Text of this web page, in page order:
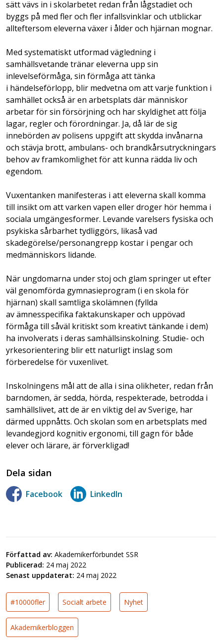
sätt vävs in i skolarbetet redan från lågstadiet och
byggs på med fler och fler infallsvinklar och utblickar
allteftersom eleverna växer i ålder och hjärnan mognar.
Med systematiskt utformad vägledning i
samhällsvetande tränar eleverna upp sin
inlevelseförmåga, sin förmåga att tänka
i händelseförlopp, blir medvetna om att varje funktion i
samhället också är en arbetsplats där människor
arbetar för sin försörjning och har skyldighet att följa
lagar, regler och förordningar. Ja, då lär de sig
innebörden av polisens uppgift att skydda invånarna
och stävja brott, ambulans- och brandkårsutryckningars
behov av framkomlighet för att kunna rädda liv och
egendom.
Vuxentanken manifesteras i att eleverna skall komma
till insikt om att varken vapen eller droger hör hemma i
sociala umgängesformer. Levande varelsers fysiska och
psykiska sårbarhet tydliggörs, likaså vad
skadegörelse/personangrepp kostar i pengar och
medmänniskors lidande.
När ungdomarna under stoj och glam springer ut efter
väl genomförda gymnasieprogram (i en skola för
hjärnan) skall samtliga skolämnen (fyllda
av ämnesspecifika faktakunskaper och uppövad
förmåga till såväl kritiskt som kreativt tänkande i dem)
ha involverats i deras samhällsinskolning. Studie- och
yrkesorientering blir ett naturligt inslag som
förberedelse för vuxenlivet.
Inskolningens mål att de alla i sina olikheter, redan från
barndomen, är sedda, hörda, respekterade, betrodda i
samhällslivet, att de är en viktig del av Sverige, har
därmed uppnåtts. Och skolan som en arbetsplats med
levandegjord kognitiv ergonomi, till gagn för både
elever och lärare, är förverkligad!
Dela sidan
Facebook LinkedIn
Författad av: Akademikerförbundet SSR
Publicerad: 24 maj 2022
Senast uppdaterat: 24 maj 2022
#10000fler Socialt arbete Nyhet
Akademikerbloggen